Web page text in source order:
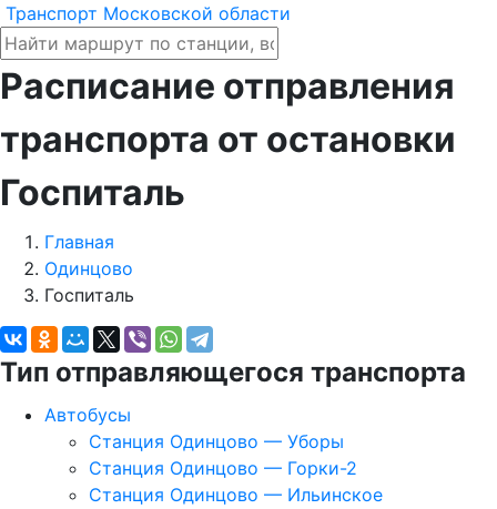
Транспорт Московской области
Расписание отправления
транспорта от остановки
Госпиталь
Главная
Одинцово
Госпиталь
Тип отправляющегося транспорта
Автобусы
Станция Одинцово — Уборы
Станция Одинцово — Горки-2
Станция Одинцово — Ильинское